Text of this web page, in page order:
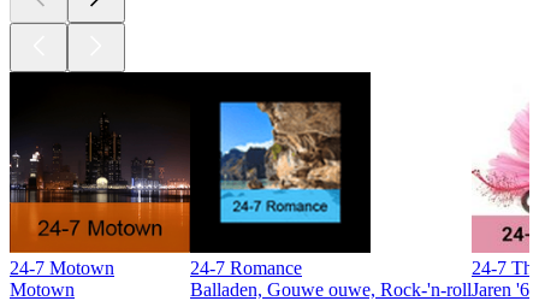
24-7 Motown
Motown
24-7 Romance
Balladen, Gouwe ouwe, Rock-'n-roll
24-7
Jaren '60